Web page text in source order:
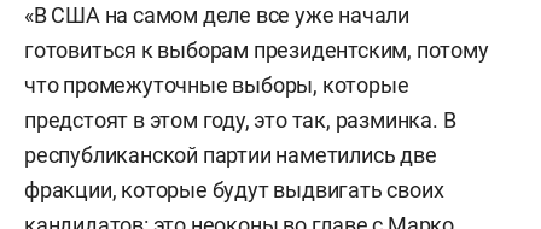
«В США на самом деле все уже начали
готовиться к выборам президентским, потому
что промежуточные выборы, которые
предстоят в этом году, это так, разминка. В
республиканской партии наметились две
фракции, которые будут выдвигать своих